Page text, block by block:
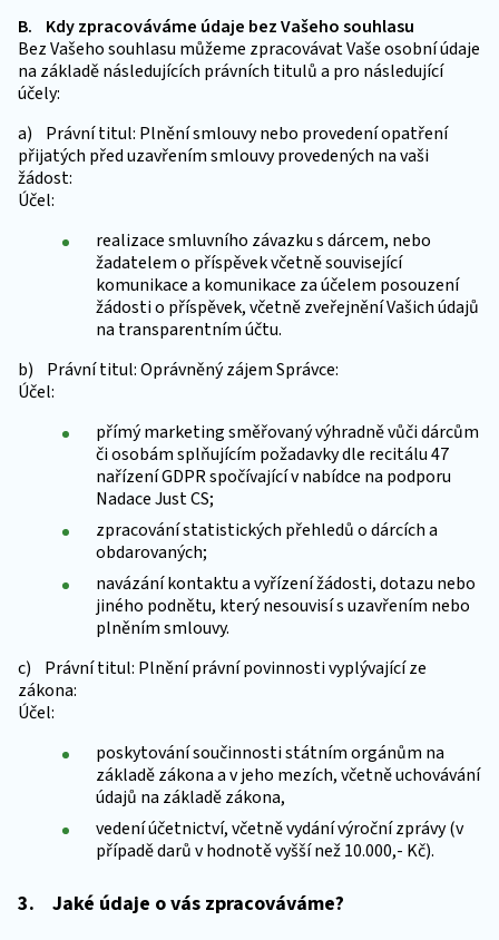
B. Kdy zpracováváme údaje bez Vašeho souhlasu
Bez Vašeho souhlasu můžeme zpracovávat Vaše osobní údaje
na základě následujících právních titulů a pro následující
účely:
a) Právní titul: Plnění smlouvy nebo provedení opatření
přijatých před uzavřením smlouvy provedených na vaši
žádost:
Účel:
realizace smluvního závazku s dárcem, nebo
žadatelem o příspěvek včetně související
komunikace a komunikace za účelem posouzení
žádosti o příspěvek, včetně zveřejnění Vašich údajů
na transparentním účtu.
b) Právní titul: Oprávněný zájem Správce:
Účel:
přímý marketing směřovaný výhradně vůči dárcům
či osobám splňujícím požadavky dle recitálu 47
nařízení GDPR spočívající v nabídce na podporu
Nadace Just CS;
zpracování statistických přehledů o dárcích a
obdarovaných;
navázání kontaktu a vyřízení žádosti, dotazu nebo
jiného podnětu, který nesouvisí s uzavřením nebo
plněním smlouvy.
c) Právní titul: Plnění právní povinnosti vyplývající ze
zákona:
Účel:
poskytování součinnosti státním orgánům na
základě zákona a v jeho mezích, včetně uchovávání
údajů na základě zákona,
vedení účetnictví, včetně vydání výroční zprávy (v
případě darů v hodnotě vyšší než 10.000,- Kč).
3. Jaké údaje o vás zpracováváme?